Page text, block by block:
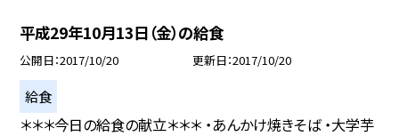
平成29年10月13日（金）の給食
公開日 2017/10/20 更新日 2017/10/20
給食
＊＊＊今日の給食の献立＊＊＊ ・あんかけ焼きそば ・大学芋